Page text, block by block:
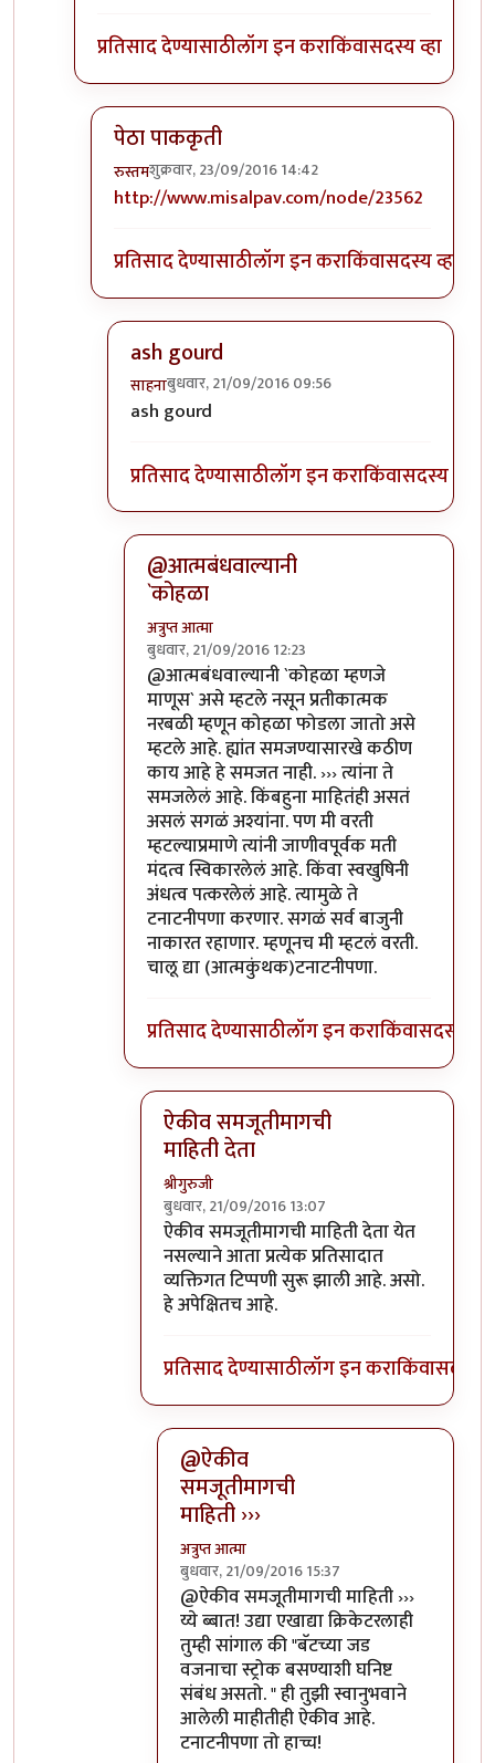
प्रतिसाद देण्यासाठीलॉग इन कराकिंवासदस्य व्हा
पेठा पाककृती
रुस्तमशुक्रवार, 23/09/2016 14:42
In reply toतू बी स्पेसिफिकbyअप्पा जोगळेकर
http://www.misalpav.com/node/23562
प्रतिसाद देण्यासाठीलॉग इन कराकिंवासदस्य व्हा
ash gourd
साहनाबुधवार, 21/09/2016 09:56
In reply to
ash gourd
प्रतिसाद देण्यासाठीलॉग इन कराकिंवासदस्य व्हा
@आत्मबंधवाल्यानी
`कोहळा
अत्रुप्त आत्मा
बुधवार, 21/09/2016 12:23
In reply toआत्मबंधवाल्यानी `कोहळा म्हणजे
@आत्मबंधवाल्यानी `कोहळा म्हणजे
माणूस` असे म्हटले नसून प्रतीकात्मक
नरबळी म्हणून कोहळा फोडला जातो असे
म्हटले आहे. ह्यांत समजण्यासारखे कठीण
काय आहे हे समजत नाही. ››› त्यांना ते
समजलेलं आहे. किंबहुना माहितंही असतं
असलं सगळं अश्यांना. पण मी वरती
म्हटल्याप्रमाणे त्यांनी जाणीवपूर्वक मती
मंदत्व स्विकारलेलं आहे. किंवा स्वखुषिनी
अंधत्व पत्करलेलं आहे. त्यामुळे ते
टनाटनीपणा करणार. सगळं सर्व बाजुनी
नाकारत रहाणार. म्हणूनच मी म्हटलं वरती.
चालू द्या (आत्मकुंथक)टनाटनीपणा.
प्रतिसाद देण्यासाठीलॉग इन कराकिंवासदस्य व्हा
ऐकीव समजूतीमागची
माहिती देता
श्रीगुरुजी
बुधवार, 21/09/2016 13:07
In reply to@आत्मबंधवाल्यानी `कोहळा
ऐकीव समजूतीमागची माहिती देता येत
नसल्याने आता प्रत्येक प्रतिसादात
व्यक्तिगत टिप्पणी सुरू झाली आहे. असो.
हे अपेक्षितच आहे.
प्रतिसाद देण्यासाठीलॉग इन कराकिंवासदस्य
@ऐकीव
समजूतीमागची
माहिती ›››
अत्रुप्त आत्मा
बुधवार, 21/09/2016 15:37
In reply toऐकीव समजूतीमागची माहिती देता
@ऐकीव समजूतीमागची माहिती ›››
य्ये ब्बात! उद्या एखाद्या क्रिकेटरलाही
तुम्ही सांगाल की "बॅटच्या जड
वजनाचा स्ट्रोक बसण्याशी घनिष्ट
संबंध असतो. " ही तुझी स्वानुभवाने
आलेली माहीतीही ऐकीव आहे.
टनाटनीपणा तो हाच्च!